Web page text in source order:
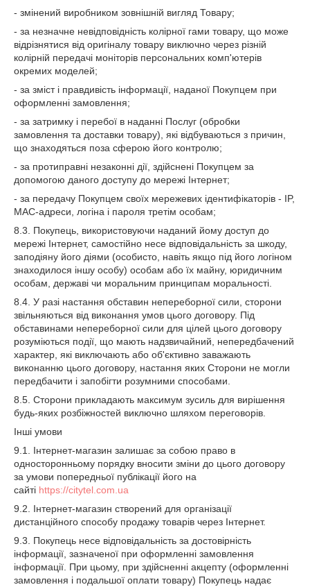
- змінений виробником зовнішній вигляд Товару;
- за незначне невідповідність колірної гами товару, що може
відрізнятися від оригіналу товару виключно через різній
колірній передачі моніторів персональних комп'ютерів
окремих моделей;
- за зміст і правдивість інформації, наданої Покупцем при
оформленні замовлення;
- за затримку і перебої в наданні Послуг (обробки
замовлення та доставки товару), які відбуваються з причин,
що знаходяться поза сферою його контролю;
- за протиправні незаконні дії, здійснені Покупцем за
допомогою даного доступу до мережі Інтернет;
- за передачу Покупцем своїх мережевих ідентифікаторів - IP,
MAC-адреси, логіна і пароля третім особам;
8.3. Покупець, використовуючи наданий йому доступ до
мережі Інтернет, самостійно несе відповідальність за шкоду,
заподіяну його діями (особисто, навіть якщо під його логіном
знаходилося іншу особу) особам або їх майну, юридичним
особам, державі чи моральним принципам моральності.
8.4. У разі настання обставин непереборної сили, сторони
звільняються від виконання умов цього договору. Під
обставинами непереборної сили для цілей цього договору
розуміються події, що мають надзвичайний, непередбачений
характер, які виключають або об'єктивно заважають
виконанню цього договору, настання яких Сторони не могли
передбачити і запобігти розумними способами.
8.5. Сторони прикладають максимум зусиль для вирішення
будь-яких розбіжностей виключно шляхом переговорів.
Інші умови
9.1. Інтернет-магазин залишає за собою право в
односторонньому порядку вносити зміни до цього договору
за умови попередньої публікації його на
сайті https://citytel.com.ua
9.2. Інтернет-магазин створений для організації
дистанційного способу продажу товарів через Інтернет.
9.3. Покупець несе відповідальність за достовірність
інформації, зазначеної при оформленні замовлення
інформації. При цьому, при здійсненні акцепту (оформленні
замовлення і подальшої оплати товару) Покупець надає